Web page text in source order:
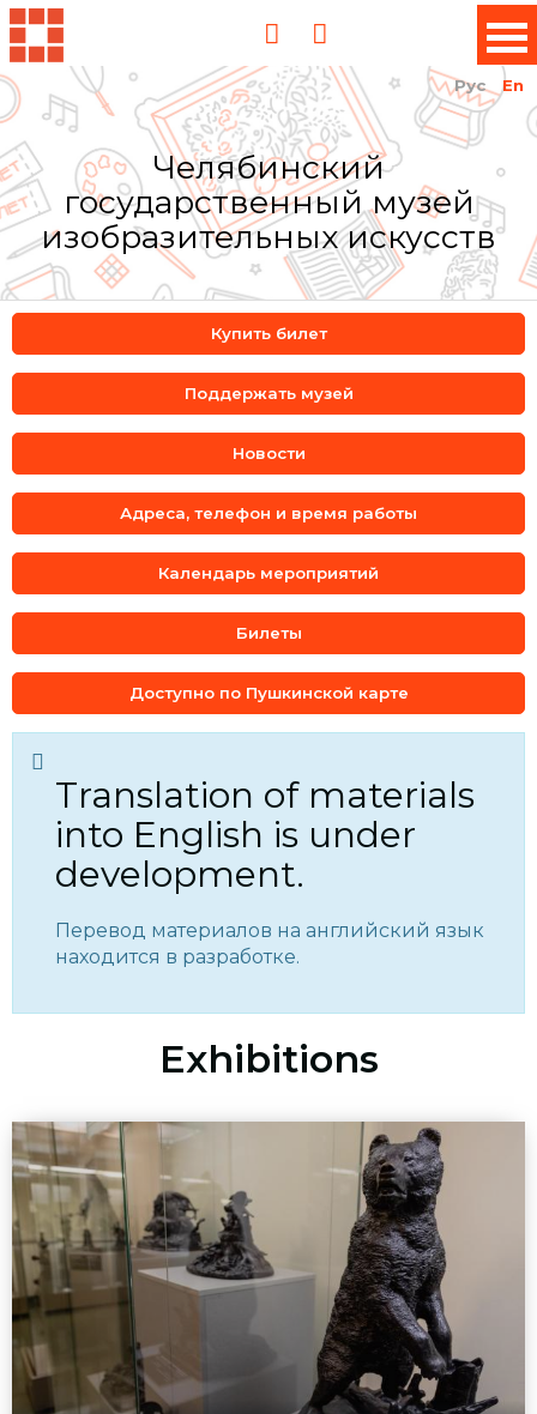
Рус En
Челябинский
государственный музей
изобразительных искусств
Купить билет
Поддержать музей
Новости
Адреса, телефон и время работы
Календарь мероприятий
Билеты
Доступно по Пушкинской карте
Translation of materials
into English is under
development.
Перевод материалов на английский язык
находится в разработке.
Exhibitions